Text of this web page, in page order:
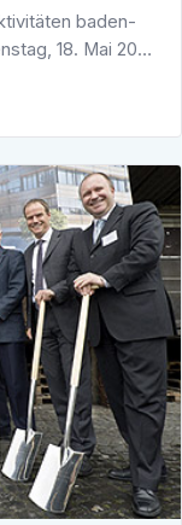
baden-
18. Mai 2010